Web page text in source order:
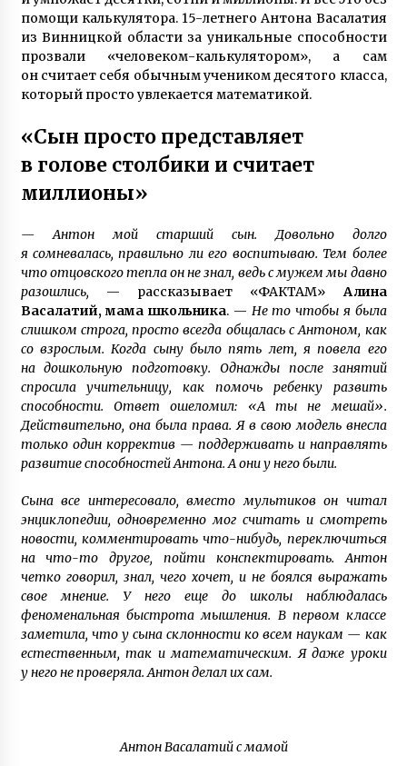
6 лет ago
Антон Васалатий умножает в уме миллионы
чисел и трижды победил на чемпионате
Украины по основам счета
6 лет ago
судьбу женщины — героиня телешоу 1+1
Валентина Тлуста рассказала о себе
встретил свою любовь
7 лет ago
Неизлечимо больному Саше, которого
приняли в полицейские, исполнилось 11 лет
7 лет ago
Слепая женщина из Винницы создала рок-
группу, в которой играют музыканты с
инвалидностью
7 лет ago
помощи калькулятора. 15-летнего Антона Васалатия
из Винницкой области за уникальные способности
прозвали «человеком-калькулятором», а сам
он считает себя обычным учеником десятого класса,
который просто увлекается математикой.
«Сын просто представляет
в голове столбики и считает
миллионы»
— Антон мой старший сын. Довольно долго
я сомневалась, правильно ли его воспитываю. Тем более
что отцовского тепла он не знал, ведь с мужем мы давно
разошлись, — рассказывает «ФАКТАМ»Алина
Васалатий, мама школьника. — Не то чтобы я была
слишком строга, просто всегда общалась с Антоном, как
со взрослым. Когда сыну было пять лет, я повела его
на дошкольную подготовку. Однажды после занятий
спросила учительницу, как помочь ребенку развить
способности. Ответ ошеломил: «А ты не мешай».
Действительно, она была права. Я в свою модель внесла
только один корректив — поддерживать и направлять
развитие способностей Антона. А они у него были.
Сына все интересовало, вместо мультиков он читал
энциклопедии, одновременно мог считать и смотреть
новости, комментировать что-нибудь, переключиться
на что-то другое, пойти конспектировать. Антон
четко говорил, знал, чего хочет, и не боялся выражать
свое мнение. У него еще до школы наблюдалась
феноменальная быстрота мышления. В первом классе
заметила, что у сына склонности ко всем наукам — как
естественным, так и математическим. Я даже уроки
у него не проверяла. Антон делал их сам.
Антон Васалатий с мамой